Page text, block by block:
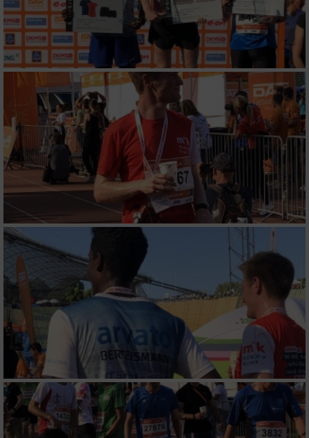
Analyse von Zielgruppen durch Statistiken
oder Kombinationen von Daten aus
verschiedenen Quellen
Entwicklung und Verbesserung der Angebote
Verwendung reduzierter Daten zur Auswahl
von Inhalten
IAB-Besonderheiten:
Verwendung genauer Standortdaten
Geräte anhand von aktiv angeforderten
Informationen identifizieren
Nicht-IAB-Verarbeitungszwecke:
Notwendig
Performance
Funktional
Werbung